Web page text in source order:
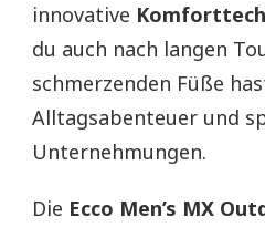
innovative
du auch nach langen
schmerzenden Füße
Alltagsabenteuer und
Unternehmungen.
Die Ecco Men’s MX